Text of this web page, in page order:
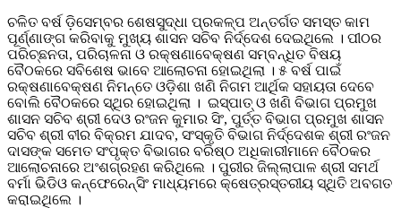
ଚଳିତ ବର୍ଷ ଡ଼ିସେମ୍ବର ଶେଷସୁଦ୍ଧା ପ୍ରକଳ୍ପ ଅନ୍ତର୍ଗତ ସମସ୍ତ କାମ
ପୂର୍ଣ୍ଣାଙ୍ଗ କରିବାକୁ ମୁଖ୍ୟ ଶାସନ ସଚିବ ନିର୍ଦ୍ଦେଶ ଦେଇଥିଲେ । ପୀଠର
ପରିଚ୍ଛନତା, ପରିଚାଳନା ଓ ରକ୍ଷଣାବେକ୍ଷଣ ସମ୍ବନ୍ଧିତ ବିଷୟ
ବୈଠକରେ ସବିଶେଷ ଭାବେ ଆଲୋଚନା ହୋଇଥିଲା । ୫ ବର୍ଷ ପାଇଁ
ରକ୍ଷଣାବେକ୍ଷଣ ନିମନ୍ତେ ଓଡ଼ିଶା ଖଣି ନିଗମ ଆର୍ଥିକ ସହାୟତା ଦେବେ
ବୋଲି ବୈଠକରେ ସ୍ଥିର ହୋଇଥିଲା । ଇସ୍ପାତ୍ ଓ ଖଣି ବିଭାଗ ପ୍ରମୁଖ
ଶାସନ ସଚିବ ଶ୍ରୀ ଦେଓ ରଂଜନ କୁମାର ସିଂ, ପୁର୍ତ୍ତ ବିଭାଗ ପ୍ରମୁଖ ଶାସନ
ସଚିବ ଶ୍ରୀ ବୀର ବିକ୍ରମ ଯାଦବ, ସଂସ୍କୃତି ବିଭାଗ ନିର୍ଦ୍ଦେଶକ ଶ୍ରୀ ରଂଜନ
ଦାସଙ୍କ ସମେତ ସଂପୃକ୍ତ ବିଭାଗର ବରିଷ୍ଠ ଅଧିକାରୀମାନେ ବୈଠକର
ଆଲୋଚନାରେ ଅଂଶଗ୍ରହଣ କରିଥିଲେ । ପୁରୀର ଜିଲ୍ଲାପାଳ ଶ୍ରୀ ସମର୍ଥ
ବର୍ମା ଭିଡିଓ କନ୍ଫେରେନ୍ସିଂ ମାଧ୍ୟମରେ କ୍ଷେତ୍ରସ୍ତରୀୟ ସ୍ଥିତି ଅବଗତ
କରାଇଥିଲେ ।